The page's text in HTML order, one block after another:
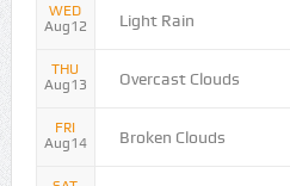
WED
Aug12
Light Rain
THU
Aug13
Overcast Clouds
FRI
Aug14
Broken Clouds